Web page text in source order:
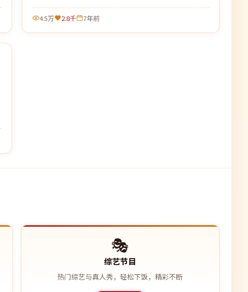
4.5万 2.8千 7年前
🎭
综艺节目
热门综艺与真人秀，轻松下饭，精彩不断